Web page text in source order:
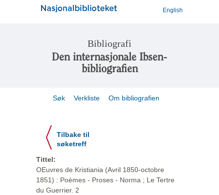
English
Bibliografi
Den internasjonale Ibsen-
bibliografien
Søk Verkliste Om bibliografien
Tilbake til
søketreff
Tittel:
OEuvres de Kristiania (Avril 1850-octobre
1851) : Poèmes - Proses - Norma ; Le Tertre
du Guerrier. 2